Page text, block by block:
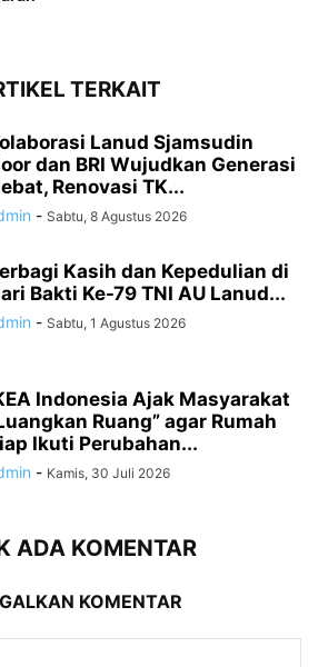
TERKAIT
Lanud Sjamsudin
dan BRI Wujudkan Generasi
Renovasi TK...
- Sabtu, 8 Agustus 2026
Kasih dan Kepedulian di
Bakti Ke-79 TNI AU Lanud...
- Sabtu, 1 Agustus 2026
Indonesia Ajak Masyarakat
Ruang” agar Rumah
Ikuti Perubahan...
- Kamis, 30 Juli 2026
ADA KOMENTAR
KOMENTAR